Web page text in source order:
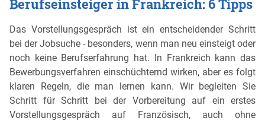
Berufseinsteiger in Frankreich: 6 Tipps
Das Vorstellungsgespräch ist ein entscheidender Schritt
bei der Jobsuche - besonders, wenn man neu einsteigt oder
noch keine Berufserfahrung hat. In Frankreich kann das
Bewerbungsverfahren einschüchternd wirken, aber es folgt
klaren Regeln, die man lernen kann. Wir begleiten Sie
Schritt für Schritt bei der Vorbereitung auf ein erstes
Vorstellungsgespräch auf Französisch, auch ohne